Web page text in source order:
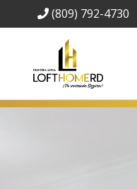
(809) 792-4730